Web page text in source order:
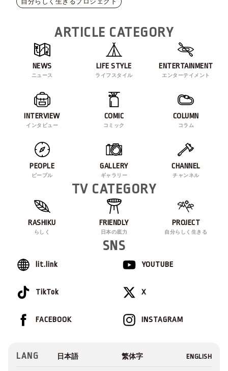
ARTICLE CATEGORY
NEWS
ニュース
LIFE STYLE
ライフスタイル
ENTERTAINMENT
エンターテイメント
INTERVIEW
インタビュー
COMIC
コミック
COLUMN
コラム
PEOPLE
ピープル
GALLERY
ギャラリー
CHANNEL
チャンネル
TV CATEGORY
RASHIKU
らしく
FRIENDLY
日本の底力
PROJECT
自分らしく生きる
SNS
lit.link YOUTUBE
TikTok X
INSTAGRAM
FACEBOOK
LANG